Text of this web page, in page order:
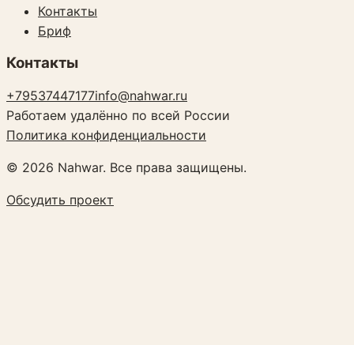
Контакты
Бриф
Контакты
+79537447177info@nahwar.ru
Работаем удалённо по всей России
Политика конфиденциальности
© 2026 Nahwar. Все права защищены.
Обсудить проект